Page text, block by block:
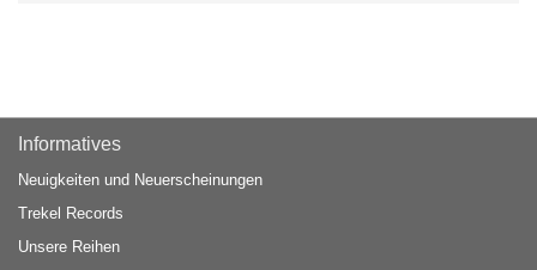
Informatives
Neuigkeiten und Neuerscheinungen
Trekel Records
Unsere Reihen